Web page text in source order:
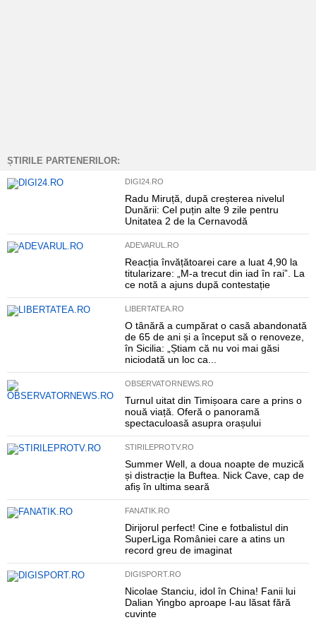
ȘTIRILE PARTENERILOR:
DIGI24.RO
Radu Miruță, după creșterea nivelul
Dunării: Cel puțin alte 9 zile pentru
Unitatea 2 de la Cernavodă
ADEVARUL.RO
Reacția învățătoarei care a luat 4,90 la
titularizare: „M-a trecut din iad în rai”. La
ce notă a ajuns după contestație
LIBERTATEA.RO
O tânără a cumpărat o casă abandonată
de 65 de ani și a început să o renoveze,
în Sicilia: „Știam că nu voi mai găsi
niciodată un loc ca...
OBSERVATORNEWS.RO
Turnul uitat din Timișoara care a prins o
nouă viață. Oferă o panoramă
spectaculoasă asupra orașului
STIRILEPROTV.RO
Summer Well, a doua noapte de muzică
și distracție la Buftea. Nick Cave, cap de
afiș în ultima seară
FANATIK.RO
Dirijorul perfect! Cine e fotbalistul din
SuperLiga României care a atins un
record greu de imaginat
DIGISPORT.RO
Nicolae Stanciu, idol în China! Fanii lui
Dalian Yingbo aproape l-au lăsat fără
cuvinte